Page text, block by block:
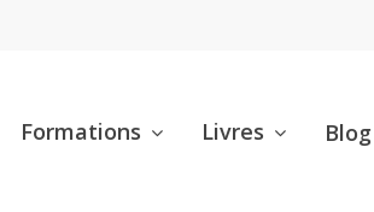
Formations Livres Blog